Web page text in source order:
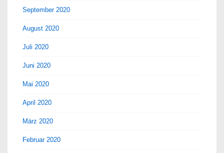
September 2020
August 2020
Juli 2020
Juni 2020
Mai 2020
April 2020
März 2020
Februar 2020